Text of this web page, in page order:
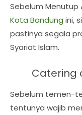
Sebelum Menutup
Kota Bandung ini,
pastinya segala
Syariat Islam.
Catering
Sebelum temen-
tentunya wajib